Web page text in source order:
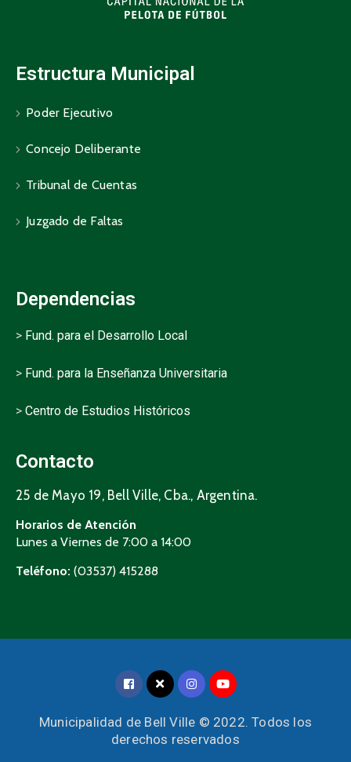
Estructura Municipal
Poder Ejecutivo
Concejo Deliberante
Tribunal de Cuentas
Juzgado de Faltas
Dependencias
> Fund. para el Desarrollo Local
> Fund. para la Enseñanza Universitaria
> Centro de Estudios Históricos
Contacto
25 de Mayo 19, Bell Ville, Cba., Argentina.
Horarios de Atención
Lunes a Viernes de 7:00 a 14:00
Teléfono: (03537) 415288
Municipalidad de Bell Ville © 2022. Todos los
derechos reservados